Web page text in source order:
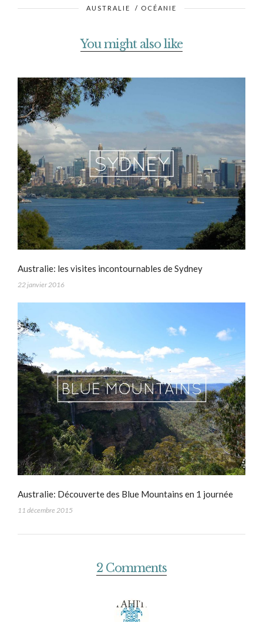
AUSTRALIE / OCÉANIE
You might also like
Australie: les visites incontournables de Sydney
22 janvier 2016
Australie: Découverte des Blue Mountains en 1 journée
11 décembre 2015
2 Comments